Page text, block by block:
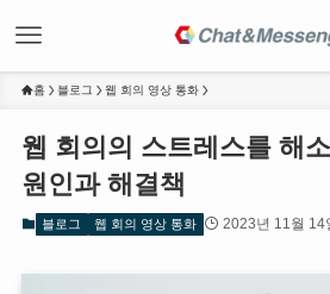
홈 블로그 웹 회의 영상 통화
웹 회의의 스트레스를 해
원인과 해결책
블로그 웹 회의 영상 통화 2023년 11월 14